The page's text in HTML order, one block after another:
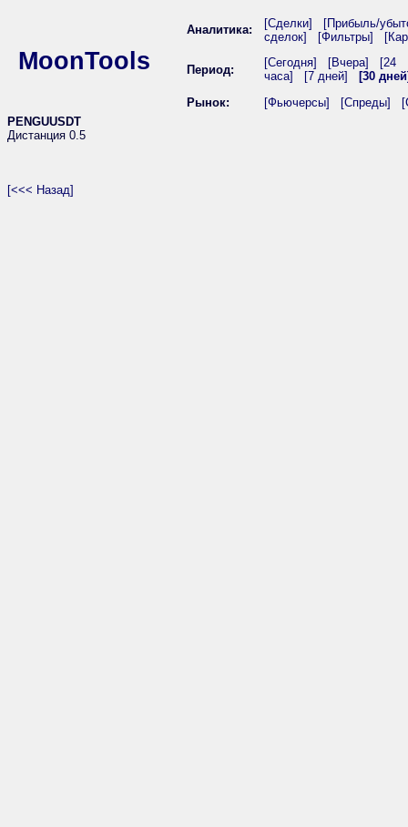
MoonTools
Аналитика: [Сделки]
[Прибыль/
сделок]
[Фильтры]
Период:
[Сегодня] [Вчера]
[24
часа]
[7 дней]
[30
Рынок:
[Фьючерсы] [Спреды]
PENGUUSDT
Дистанция 0.5
[<<< Назад]